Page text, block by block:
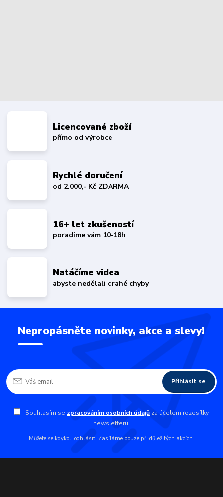
Licencované zboží
přímo od výrobce
Rychlé doručení
od 2.000,- Kč ZDARMA
16+ let zkušeností
poradíme vám 10-18h
Natáčíme videa
abyste nedělali drahé chyby
Nepropásněte novinky, akce a slevy!
Přihlásit se
Souhlasím se zpracováním osobních údajů za účelem rozesílky
newsletteru.
Můžete se kdykoli odhlásit. Zasíláme pouze při důležitých akcích.